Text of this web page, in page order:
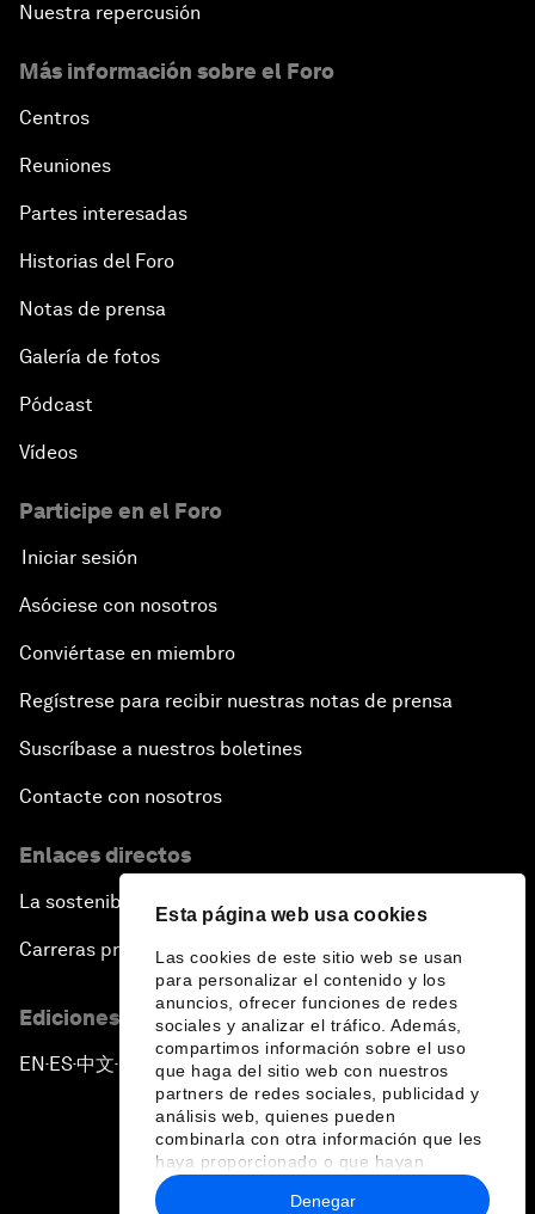
Esta página web usa cookies
Las cookies de este sitio web se usan
para personalizar el contenido y los
anuncios, ofrecer funciones de redes
sociales y analizar el tráfico. Además,
compartimos información sobre el uso
que haga del sitio web con nuestros
partners de redes sociales, publicidad y
análisis web, quienes pueden
combinarla con otra información que les
haya proporcionado o que hayan
recopilado a partir del uso que haya
hecho de sus servicios.
Denegar
Nuestra repercusión
Más información sobre el Foro
Centros
Reuniones
Partes interesadas
Historias del Foro
Notas de prensa
Galería de fotos
Pódcast
Vídeos
Participe en el Foro
Iniciar sesión
Asóciese con nosotros
Conviértase en miembro
Regístrese para recibir nuestras notas de prensa
Suscríbase a nuestros boletines
Contacte con nosotros
Enlaces directos
La sostenibilidad en el Foro
Carreras profesionales
Ediciones en otros idiomas
EN ▪ES▪中文▪ 日本語